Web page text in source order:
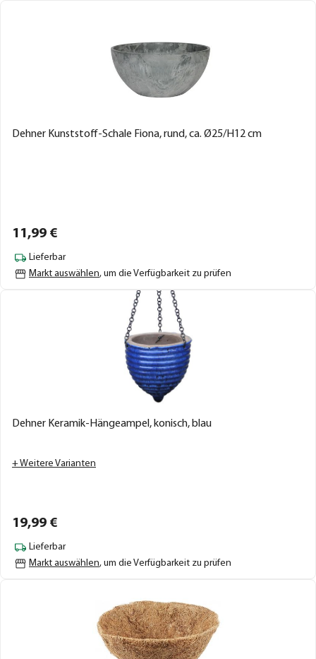
Dehner Kunststoff-Schale Fiona, rund, ca. Ø25/H12 cm
11,99 €
Lieferbar
Markt auswählen, um die Verfügbarkeit zu prüfen
Dehner Keramik-Hängeampel, konisch, blau
+ Weitere Varianten
19,99 €
Lieferbar
Markt auswählen, um die Verfügbarkeit zu prüfen